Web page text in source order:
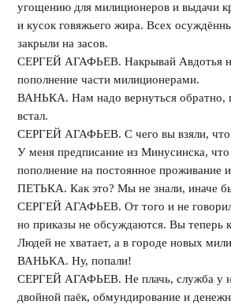
угощению для милиционеров и выдачи
и кусок говяжьего жира. Всех
закрыли на засов.
СЕРГЕЙ АГАФЬЕВ. Накрывай Авдотья
пополнение части милиционерами.
ВАНЬКА. Нам надо вернуться обратно,
встал.
СЕРГЕЙ АГАФЬЕВ. С чего вы взяли, что
У меня предписание из Минусинска, что
пополнение на постоянное проживание
ПЕТЬКА. Как это? Мы не знали, иначе бы
СЕРГЕЙ АГАФЬЕВ. От того и не
но приказы не обсуждаются. Вы теперь
Людей не хватает, а в городе новых
ВАНЬКА. Ну, попали!
СЕРГЕЙ АГАФЬЕВ. Не плачь, служба у
двойной паёк, обмундирование и